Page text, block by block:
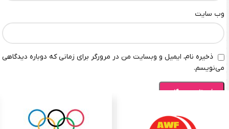
وب‌ سایت
ذخیره نام، ایمیل و وبسایت من در مرورگر برای زمانی که دوباره دیدگاهی
می‌نویسم.